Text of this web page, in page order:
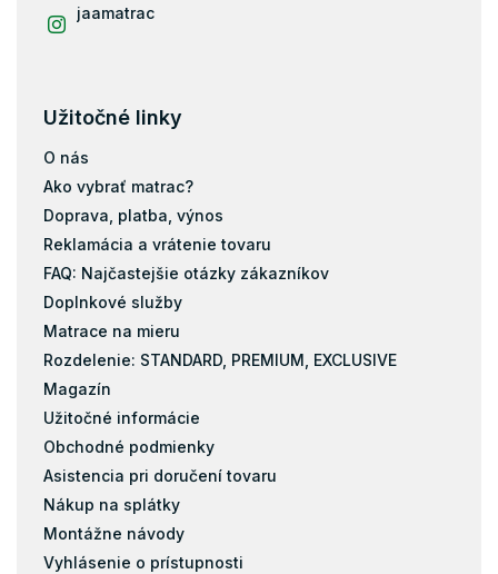
jaamatrac
Užitočné linky
O nás
Ako vybrať matrac?
Doprava, platba, výnos
Reklamácia a vrátenie tovaru
FAQ: Najčastejšie otázky zákazníkov
Doplnkové služby
Matrace na mieru
Rozdelenie: STANDARD, PREMIUM, EXCLUSIVE
Magazín
Užitočné informácie
Obchodné podmienky
Asistencia pri doručení tovaru
Nákup na splátky
Montážne návody
Vyhlásenie o prístupnosti